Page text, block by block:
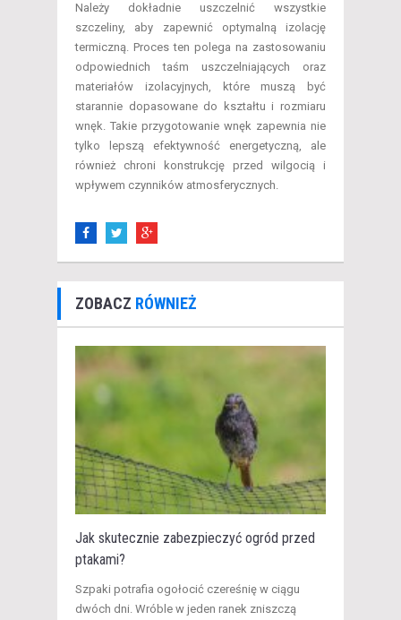
Należy dokładnie uszczelnić wszystkie
szczeliny, aby zapewnić optymalną izolację
termiczną. Proces ten polega na zastosowaniu
odpowiednich taśm uszczelniających oraz
materiałów izolacyjnych, które muszą być
starannie dopasowane do kształtu i rozmiaru
wnęk. Takie przygotowanie wnęk zapewnia nie
tylko lepszą efektywność energetyczną, ale
również chroni konstrukcję przed wilgocią i
wpływem czynników atmosferycznych.
ZOBACZ RÓWNIEŻ
Jak skutecznie zabezpieczyć ogród przed
ptakami?
​Szpaki potrafia ogołocić czereśnię w ciągu
dwóch dni. Wróble w jeden ranek zniszczą